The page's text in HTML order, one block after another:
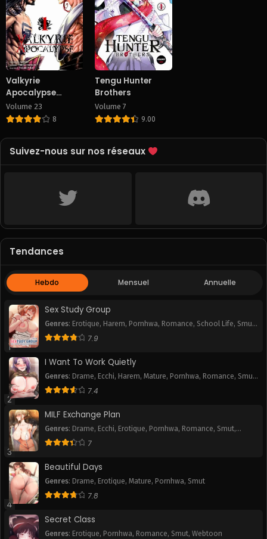
Valkyrie
Apocalypse
[Version
officielle]
Volume 23
8
Tengu Hunter
Brothers
Volume 7
9.00
Suivez-nous sur nos réseaux
Tendances
Hebdo Mensuel Annuelle
1
Sex Study Group
Genres: Erotique, Harem, Pornhwa, Romance, School Life, Smut,
Webtoon
7.9
2
I Want To Work Quietly
Genres: Drame, Ecchi, Harem, Mature, Pornhwa, Romance, Smut,
Webtoon
7.4
3
MILF Exchange Plan
Genres: Drame, Ecchi, Erotique, Pornhwa, Romance, Smut,
Webtoon
7
4
Beautiful Days
Genres: Drame, Erotique, Mature, Pornhwa, Smut
7.8
Secret Class
Genres: Erotique, Pornhwa, Romance, Smut, Webtoon